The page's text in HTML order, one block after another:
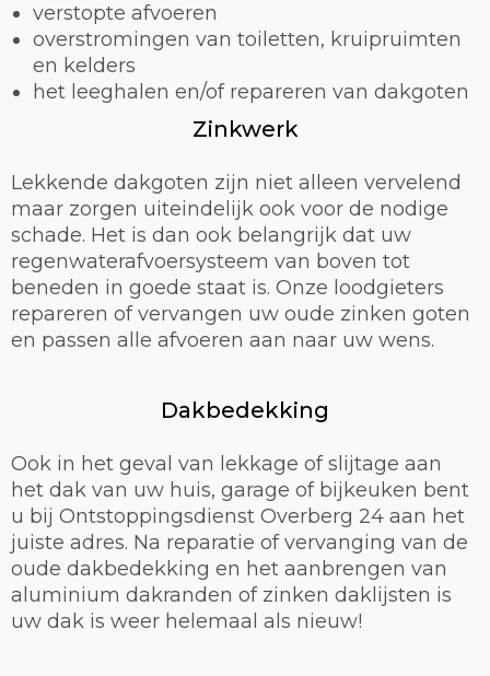
verstopte afvoeren
overstromingen van toiletten, kruipruimten
en kelders
het leeghalen en/of repareren van dakgoten
Zinkwerk
Lekkende dakgoten zijn niet alleen vervelend
maar zorgen uiteindelijk ook voor de nodige
schade. Het is dan ook belangrijk dat uw
regenwaterafvoersysteem van boven tot
beneden in goede staat is. Onze loodgieters
repareren of vervangen uw oude zinken goten
en passen alle afvoeren aan naar uw wens.
Dakbedekking
Ook in het geval van lekkage of slijtage aan
het dak van uw huis, garage of bijkeuken bent
u bij Ontstoppingsdienst Overberg 24 aan het
juiste adres. Na reparatie of vervanging van de
oude dakbedekking en het aanbrengen van
aluminium dakranden of zinken daklijsten is
uw dak is weer helemaal als nieuw!